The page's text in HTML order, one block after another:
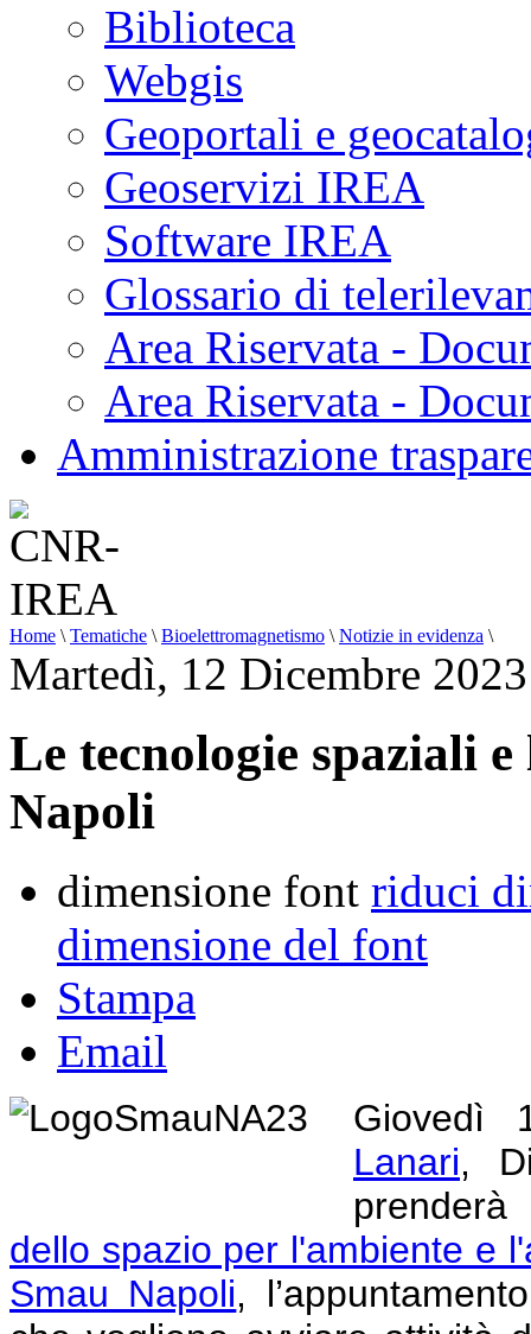
Biblioteca
Webgis
Geoportali e
Geoservizi IREA
Software IREA
Glossario di
Area Riservata -
Area Riservata -
Amministrazione
Home \ Tematiche \ Bioelettromagnetismo \ Notizie in evidenza \
Martedì, 12 Dicembre
Le tecnologie spaziali e
Napoli
dimensione font riduci
dimensione del font
Stampa
Email
Giovedì
Lanari,
dello spazio per l'ambiente e
Smau Napoli,